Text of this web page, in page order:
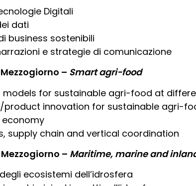
Digitali
dati
business sostenibili
e strategie di comunicazione
– Smart agri-food
models for sustainable agri-food at
product innovation for sustainable agri-
economy
supply chain and vertical coordination
– Maritime, marine and
ecosistemi dell’idrosfera